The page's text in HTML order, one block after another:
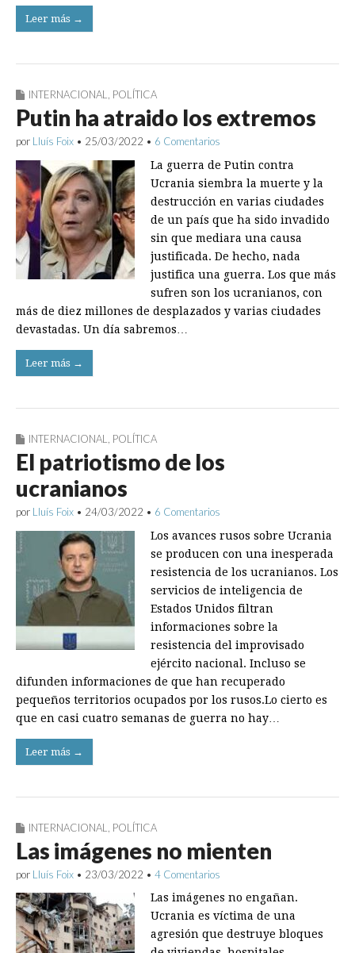
Leer más →
INTERNACIONAL POLÍTICA
Putin ha atraido los extremos
por Lluís Foix • 25/03/2022 • 6 Comentarios
La guerra de Putin contra
Ucrania siembra la muerte y la
destrucción en varias ciudades
de un país que ha sido invadido
sin que mediara una causa
justificada. De hecho, nada
justifica una guerra. Los que más
sufren son los ucranianos, con
más de diez millones de desplazados y varias ciudades
devastadas. Un día sabremos…
Leer más →
INTERNACIONAL POLÍTICA
El patriotismo de los
ucranianos
por Lluís Foix • 24/03/2022 • 6 Comentarios
Los avances rusos sobre Ucrania
se producen con una inesperada
resistencia de los ucranianos. Los
servicios de inteligencia de
Estados Unidos filtran
informaciones sobre la
resistencia del improvisado
ejército nacional. Incluso se
difunden informaciones de que han recuperado
pequeños territorios ocupados por los rusos.Lo cierto es
que en casi cuatro semanas de guerra no hay…
Leer más →
INTERNACIONAL POLÍTICA
Las imágenes no mienten
por Lluís Foix • 23/03/2022 • 4 Comentarios
Las imágenes no engañan.
Ucrania es víctima de una
agresión que destruye bloques